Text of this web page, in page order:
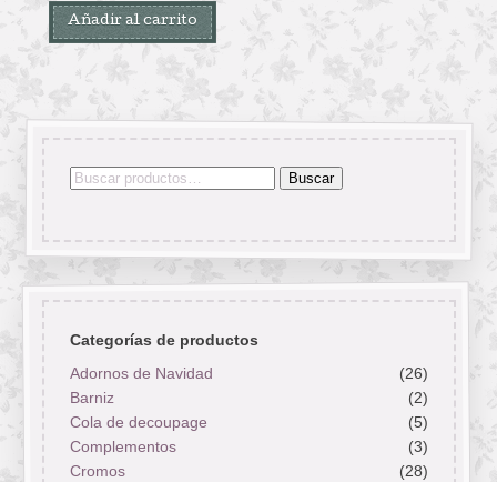
Añadir al carrito
Buscar
Buscar
Categorías de productos
Adornos de Navidad
(26)
Barniz
(2)
Cola de decoupage
(5)
Complementos
(3)
Cromos
(28)